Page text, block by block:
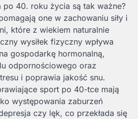
po 40. roku życia są tak ważne?
one w zachowaniu siły i
które z wiekiem naturalnie
wysiłek fizyczny wpływa
gospodarkę hormonalną,
odpornościowego oraz
i poprawia jakość snu.
sport po 40-tce mają
występowania zaburzeń
czy lęk, co przekłada się